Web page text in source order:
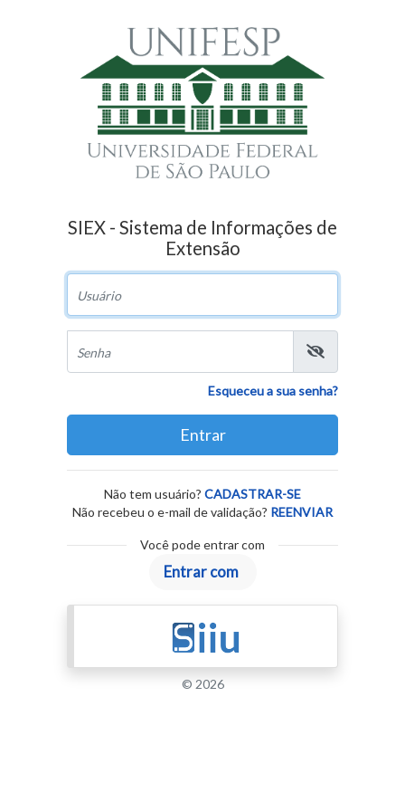
SIEX - Sistema de Informações de
Extensão
Esqueceu a sua senha?
Entrar
Não tem usuário? CADASTRAR-SE
Não recebeu o e-mail de validação? REENVIAR
Você pode entrar com
© 2026